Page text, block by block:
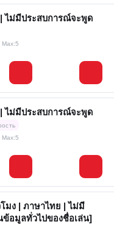
ไม่มีประสบการณ์จะพูด
Max:5
ไม่มีประสบการณ์จะพูด
Max:5
มง | ภาษาไทย | ไม่มี
อมูลทั่วไปของชื่อเล่น]